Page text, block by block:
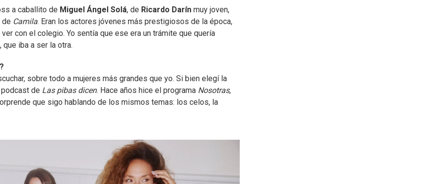
a caballito de Miguel Ángel Solá, de Ricardo Darín muy joven,
de Camila. Eran los actores jóvenes más prestigiosos de la época,
con el colegio. Yo sentía que ese era un trámite que quería
iba a ser la otra.
sobre todo a mujeres más grandes que yo. Si bien elegí la
de Las pibas dicen. Hace años hice el programa Nosotras,
que sigo hablando de los mismos temas: los celos, la